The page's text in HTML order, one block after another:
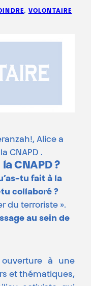
, VOLONTAIRE
Alice a
CNAPD .
CNAPD ?
tu fait à la
collaboré ?
du terroriste ».
au sein de
ouverture à une
et thématiques,